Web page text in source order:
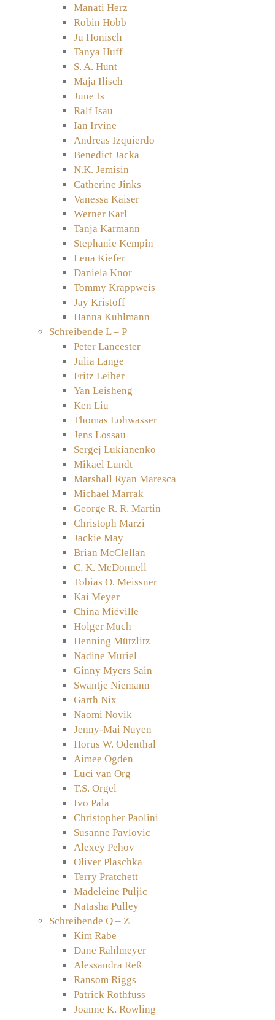
Manati Herz
Robin Hobb
Ju Honisch
Tanya Huff
S. A. Hunt
Maja Ilisch
June Is
Ralf Isau
Ian Irvine
Andreas Izquierdo
Benedict Jacka
N.K. Jemisin
Catherine Jinks
Vanessa Kaiser
Werner Karl
Tanja Karmann
Stephanie Kempin
Lena Kiefer
Daniela Knor
Tommy Krappweis
Jay Kristoff
Hanna Kuhlmann
Schreibende L – P
Peter Lancester
Julia Lange
Fritz Leiber
Yan Leisheng
Ken Liu
Thomas Lohwasser
Jens Lossau
Sergej Lukianenko
Mikael Lundt
Marshall Ryan Maresca
Michael Marrak
George R. R. Martin
Christoph Marzi
Jackie May
Brian McClellan
C. K. McDonnell
Tobias O. Meissner
Kai Meyer
China Miéville
Holger Much
Henning Mützlitz
Nadine Muriel
Ginny Myers Sain
Swantje Niemann
Garth Nix
Naomi Novik
Jenny-Mai Nuyen
Horus W. Odenthal
Aimee Ogden
Luci van Org
T.S. Orgel
Ivo Pala
Christopher Paolini
Susanne Pavlovic
Alexey Pehov
Oliver Plaschka
Terry Pratchett
Madeleine Puljic
Natasha Pulley
Schreibende Q – Z
Kim Rabe
Dane Rahlmeyer
Alessandra Reß
Ransom Riggs
Patrick Rothfuss
Joanne K. Rowling